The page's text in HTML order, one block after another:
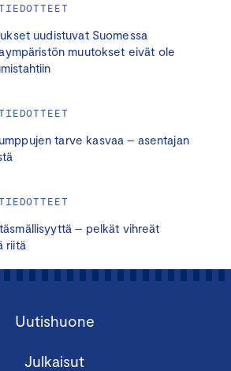
uudistuvat Suomessa
muutokset eivät ole
tarve kasvaa – asentajan
– pelkät vihreät
riitä
Uutishuone
Julkaisut